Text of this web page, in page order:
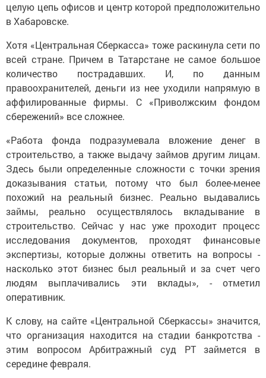
целую цепь офисов и центр которой предположительно
в Хабаровске.
Хотя «Центральная Сберкасса» тоже раскинула сети по
всей стране. Причем в Татарстане не самое большое
количество пострадавших. И, по данным
правоохранителей, деньги из нее уходили напрямую в
аффилированные фирмы. С «Приволжским фондом
сбережений» все сложнее.
«Работа фонда подразумевала вложение денег в
строительство, а также выдачу займов другим лицам.
Здесь были определенные сложности с точки зрения
доказывания статьи, потому что был более-менее
похожий на реальный бизнес. Реально выдавались
займы, реально осуществлялось вкладывание в
строительство. Сейчас у нас уже проходит процесс
исследования документов, проходят финансовые
экспертизы, которые должны ответить на вопросы -
насколько этот бизнес был реальный и за счет чего
людям выплачивались эти вклады», - отметил
оперативник.
К слову, на сайте «Центральной Сберкассы» значится,
что организация находится на стадии банкротства -
этим вопросом Арбитражный суд РТ займется в
середине февраля.